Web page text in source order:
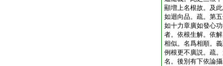
顯増上名根故。及
如迴向品。疏。第
如十力章廣如發心
者。依根生解。依
相似。名爲相順。
例根更不廣説。疏
名。後別有下依論